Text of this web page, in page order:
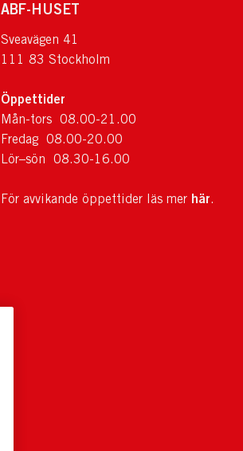
ABF-HUSET
Sveavägen 41
111 83 Stockholm
Öppettider
Mån-tors 08.00-21.00
Fredag 08.00-20.00
Lör–sön 08.30-16.00
För avvikande öppettider läs mer här.